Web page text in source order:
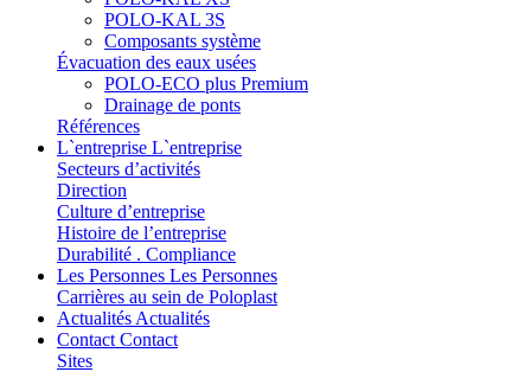
POLO-KAL 3S
Composants système
Évacuation des eaux usées
POLO-ECO plus Premium
Drainage de ponts
Références
L`entreprise L`entreprise
Secteurs d’activités
Direction
Culture d’entreprise
Histoire de l’entreprise
Durabilité . Compliance
Les Personnes Les Personnes
Carrières au sein de Poloplast
Actualités Actualités
Contact Contact
Sites